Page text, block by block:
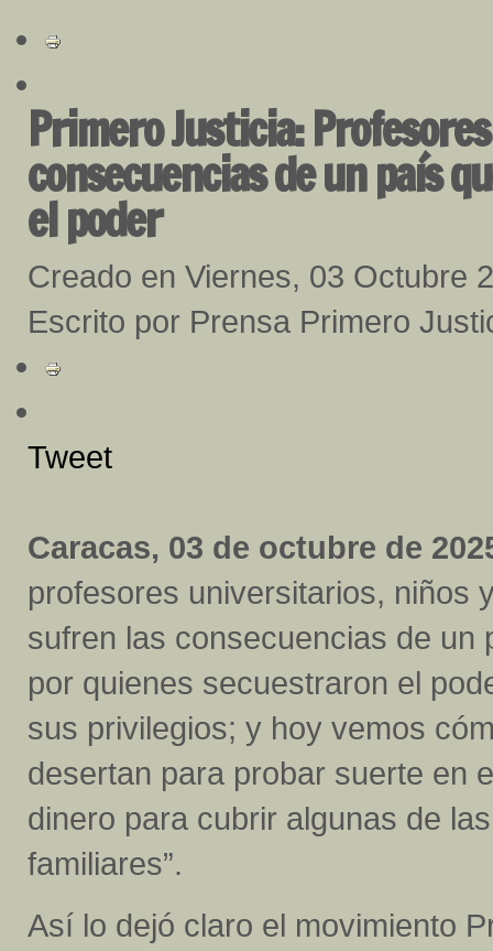
Primero Justicia:
consecuencias de un país
el poder
Creado en Viernes, 03 Octubre
Escrito por Prensa Primero
Tweet
Caracas, 03 de octubre de
profesores universitarios, niños
sufren las consecuencias de un
por quienes secuestraron el
sus privilegios; y hoy vemos
desertan para probar suerte en
dinero para cubrir algunas de
familiares”.
Así lo dejó claro el movimiento